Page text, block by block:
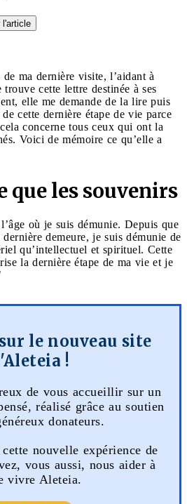
l'article
ma dernière visite, l’aidant à
trouve cette lettre destinée à ses
elle me demande de la lire puis
cette dernière étape de vie parce
concerne tous ceux qui ont la
Voici de mémoire ce qu’elle a
que les souvenirs
où je suis démunie. Depuis que
demeure, je suis démunie de
qu’intellectuel et spirituel. Cette
la dernière étape de ma vie et je
le nouveau site
!
de vous accueillir sur un
réalisé grâce au soutien
donateurs.
nouvelle expérience de
vous aussi, nous aider à
vivre Aleteia.